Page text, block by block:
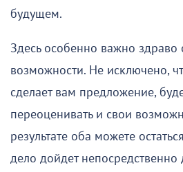
будущем.
Здесь особенно важно здраво
возможности. Не исключено,
сделает вам предложение,
переоценивать и свои
результате оба можете
дело дойдет непосредственно